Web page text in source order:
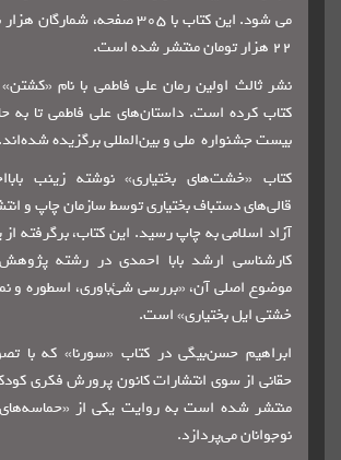
این کتاب با ۳۰۵ صفحه، شمارگان هزار نسخه و قیمت
اولین رمان علی فاطمی با نام «کشتن» را روانه بازار
است. داستان‌های علی فاطمی تا به حال در بیش از
ملی و بین‌المللی برگزیده شده‌اند.
بختیاری» نوشته زینب بابااحمدی، درباره
دستباف بختیاری توسط سازمان چاپ و انتشارات دانشگاه
به چاپ رسید.این کتاب، برگرفته از پایان‌نامه‌ مقطع
ارشد بابا احمدی در رشته‌ پژوهش هنر بوده و
اصلی آن، «بررسی شئ‌باوری، اسطوره و نماد در قالی‌های
بختیاری» است.
حسن‌بیگی در کتاب «سورنا» که با تصویرگری محمد
از سوی انتشارات کانون پرورش فکری کودکان و نوجوانان
شده است به روایت یکی از «حماسه‌های ایرانی» برای
می‌پردازد.